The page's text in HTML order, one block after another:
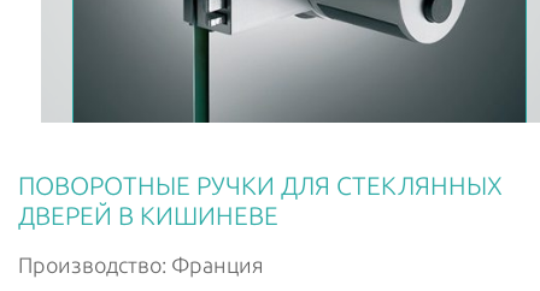
ПОВОРОТНЫЕ РУЧКИ ДЛЯ СТЕКЛЯННЫХ
ДВЕРЕЙ В КИШИНЕВЕ
Производство: Франция
ENG